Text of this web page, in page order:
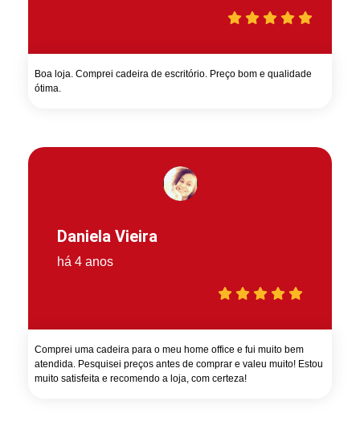
Boa loja. Comprei cadeira de escritório. Preço bom e qualidade
ótima.
Daniela Vieira
há 4 anos
Comprei uma cadeira para o meu home office e fui muito bem
atendida. Pesquisei preços antes de comprar e valeu muito! Estou
muito satisfeita e recomendo a loja, com certeza!